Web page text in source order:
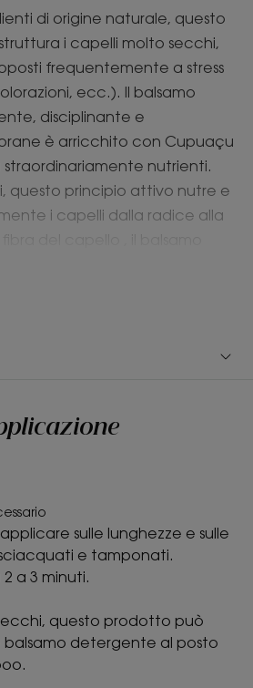
di origine naturale, questo
i capelli molto secchi,
frequentemente a stress
ecc.). Il balsamo
disciplinante e
è arricchito con Cupuaçu
straordinariamente nutrienti.
questo principio attivo nutre e
i capelli dalla radice alla
forti**.
districandoli
colma le fenditure della
lunghezze ristrutturate e
RACCOLTA DIFFERENZIATA
sulle lunghezze e sulle
e tamponati.
a 3 minuti.
questo prodotto può
balsamo detergente al posto